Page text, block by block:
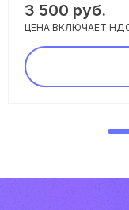
3 500 руб.
ЦЕНА ВКЛЮЧАЕТ